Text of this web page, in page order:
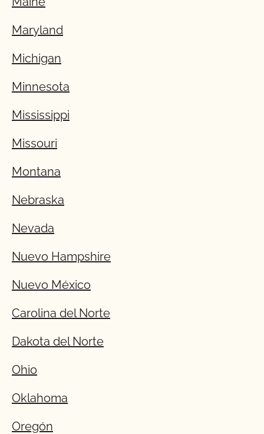
Maryland
Michigan
Minnesota
Mississippi
Missouri
Montana
Nebraska
Nevada
Nuevo Hampshire
Nuevo México
Carolina del Norte
Dakota del Norte
Ohio
Oklahoma
Oregón